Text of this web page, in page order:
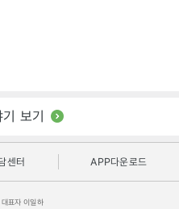
보기
센터 APP다운로드
대표자 이일하